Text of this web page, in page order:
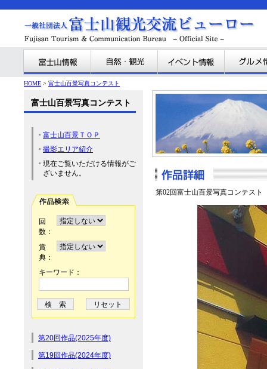
HOME > 富士山百景写真コンテスト
富士山百景写真コンテスト
富士山百景ＴＯＰ
撮影エリア紹介
現在ご覧いただける情報がご
ざいません。
回
数：
賞
典：
キーワード：
第20回作品(2025年度)
第19回作品(2024年度)
第02回富士山百景写真コンテスト